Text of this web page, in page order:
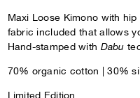
Maxi Loose Kimono with
fabric included that allows
Hand-stamped with Dabu
70% organic cotton | 30%